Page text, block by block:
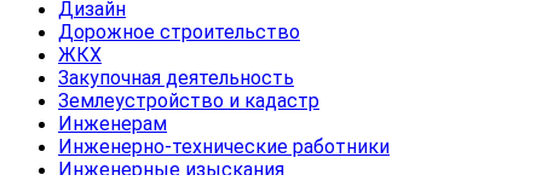
Дизайн
Дорожное строительство
ЖКХ
Закупочная деятельность
Землеустройство и кадастр
Инженерам
Инженерно-технические работники
Инженерные изыскания